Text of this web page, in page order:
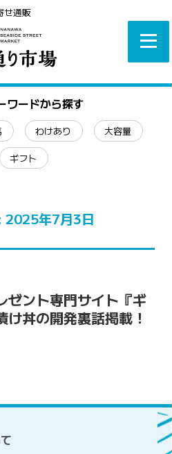
せ通販
ワードから探す
わけあり 大容量
ギフト
2025年7月3日
ゼント専門サイト『ギ
け丼の開発裏話掲載！